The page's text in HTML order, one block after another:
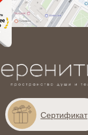
Сертификат